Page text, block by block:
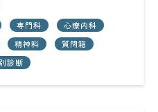
専門科
心療内科
精神科
質問箱
診断